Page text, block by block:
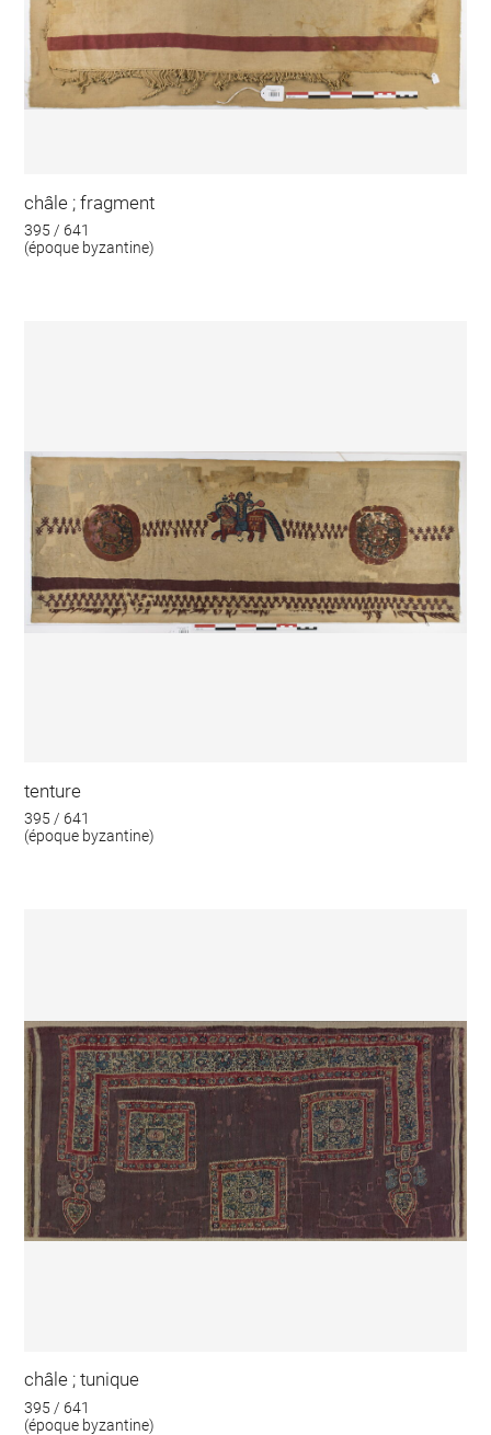
châle ; fragment
395 / 641
(époque byzantine)
tenture
395 / 641
(époque byzantine)
châle ; tunique
395 / 641
(époque byzantine)